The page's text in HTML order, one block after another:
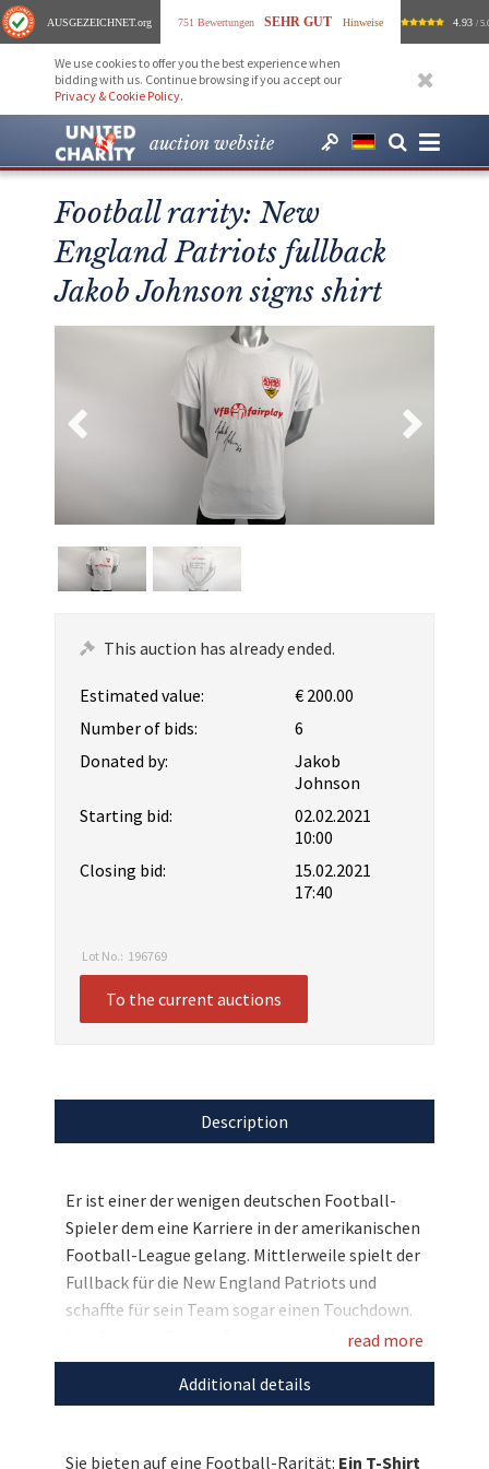
AUSGEZEICHNET.org 751 Bewertungen SEHR GUT Hinweise 4.93 /
We use cookies to offer you the best experience when
bidding with us. Continue browsing if you accept our
Privacy & Cookie Policy.
auction website
Football rarity: New
England Patriots fullback
Jakob Johnson signs shirt
This auction has already ended.
Estimated value:
€ 200.00
Number of bids:
6
Donated by:
Jakob
Johnson
Starting bid:
02.02.2021
10:00
Closing bid:
15.02.2021
17:40
Lot No.: 196769
To the current auctions
Description
Er ist einer der wenigen deutschen Football-
Spieler dem eine Karriere in der amerikanischen
Football-League gelang. Mittlerweile spielt der
Fullback für die New England Patriots und
schaffte für sein Team sogar einen Touchdown.
Und für seine Fans stiftet er nun ein besonderes
Sammlerstück: Er signierte ein VfBfaiplay-T-
Shirt, als gebürtiger Stuttgarter für ihn eine
read more
Additional details
Sie bieten auf eine Football-Rarität: Ein T-Shirt